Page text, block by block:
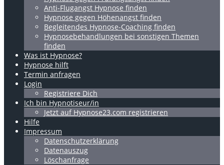
Anti-Flugangst Hypnose finden
Hypnose gegen Höhenangst finden
Begleitendes Hypnose-Coaching finden
Hypnosebehandlungen bei sonstigen Themen
finden
Was ist Hypnose?
Hypnose hilft
Termin anfragen
Login
Registriere Dich
Ich bin Hypnotiseur/in
Jetzt auf Hypnose23.com registrieren
Hilfe
Impressum
Datenschutzerklärung
Datenauszug
Löschanfrage